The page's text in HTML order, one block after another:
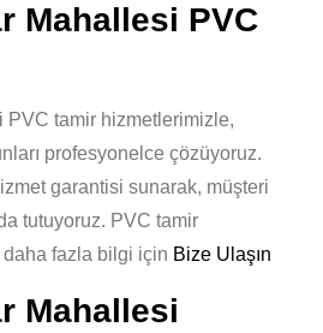
Mahallesi PVC
tamir hizmetlerimizle,
profesyonelce çözüyoruz.
garantisi sunarak, müşteri
tutuyoruz. PVC tamir
daha fazla bilgi için Bize Ulaşın
Mahallesi